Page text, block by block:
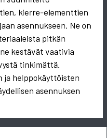
kierre-elementtien
asennukseen. Ne on
pitkän
kestävät vaativia
tinkimättä.
ja helppokäyttöisten
asennuksen